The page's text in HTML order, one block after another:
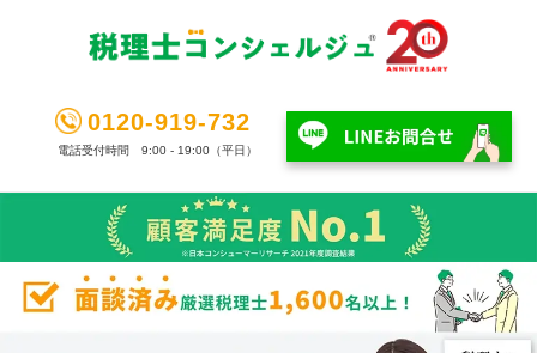
0120-919-732
電話受付時間 9:00 - 19:00（平日）